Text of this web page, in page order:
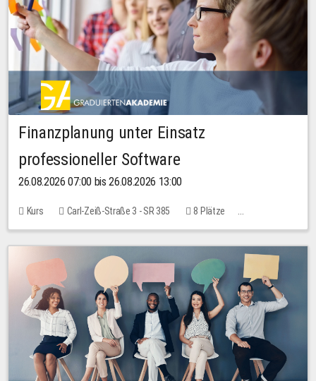
Finanzplanung unter Einsatz
professioneller Software
26.08.2026 07:00 bis 26.08.2026 13:00
Kurs Carl-Zeiß-Straße 3 - SR 385
8 Plätze
20,00 EUR